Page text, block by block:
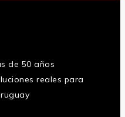
de 50 años
reales para